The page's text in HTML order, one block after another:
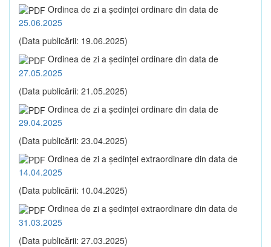
Ordinea de zi a şedinţei ordinare din data de
25.06.2025
(Data publicării: 19.06.2025)
Ordinea de zi a şedinţei ordinare din data de
27.05.2025
(Data publicării: 21.05.2025)
Ordinea de zi a şedinţei ordinare din data de
29.04.2025
(Data publicării: 23.04.2025)
Ordinea de zi a şedinţei extraordinare din data de
14.04.2025
(Data publicării: 10.04.2025)
Ordinea de zi a şedinţei extraordinare din data de
31.03.2025
(Data publicării: 27.03.2025)